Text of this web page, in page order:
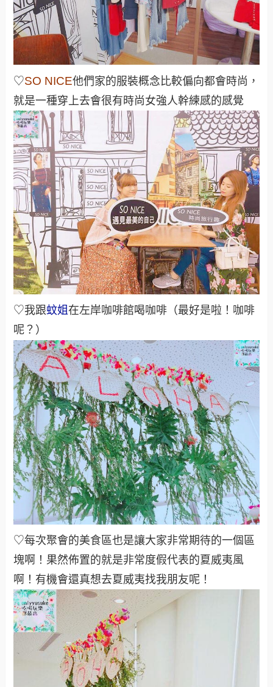
♡SO NICE他們家的服裝概念比較偏向都會時尚，
就是一種穿上去會很有時尚女強人幹練感的感覺
♡我跟蚊姐在左岸咖啡館喝咖啡（最好是啦！咖啡
呢？）
♡每次聚會的美食區也是讓大家非常期待的一個區
塊啊！果然佈置的就是非常度假代表的夏威夷風
啊！有機會還真想去夏威夷找我朋友呢！